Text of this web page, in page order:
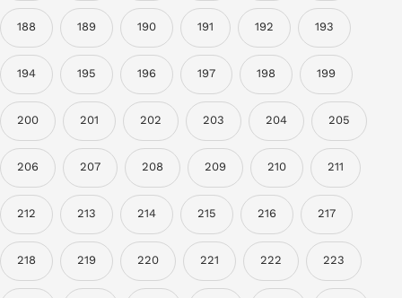
188 189 190 191 192 193
194 195 196 197 198 199
200 201 202 203 204 205
206 207 208 209 210 211
212 213 214 215 216 217
218 219 220 221 222 223